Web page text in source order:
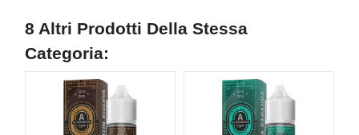
8 Altri Prodotti Della Stessa
Categoria: